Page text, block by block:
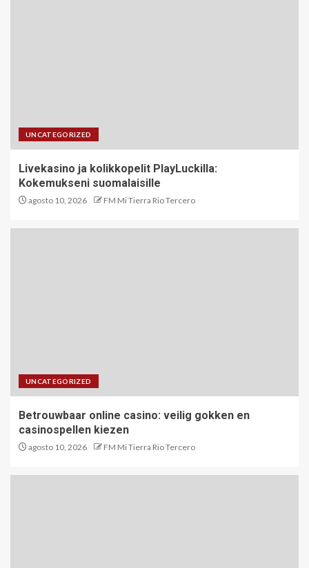
UNCATEGORIZED
Livekasino ja kolikkopelit PlayLuckilla:
Kokemukseni suomalaisille
agosto 10, 2026 FM Mi Tierra Rio Tercero
UNCATEGORIZED
Betrouwbaar online casino: veilig gokken en
casinospellen kiezen
agosto 10, 2026 FM Mi Tierra Rio Tercero